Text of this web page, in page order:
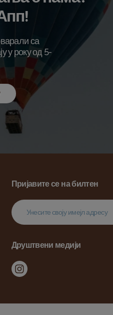
са
у року од 5-
Пријавите се на билтен
Друштвени медији